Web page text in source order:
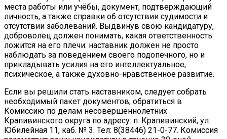
места работы или учёбы, документ, подтверждающий
личность, а также справки об отсутствии судимости и
отсутствии заболеваний. Выдвинув свою кандидатуру,
доброволец должен понимать, какая ответственность
ложится на его плечи: наставник должен не просто
наблюдать за поведением своего подопечного, но и
прикладывать усилия на его интеллектуальное,
психическое, а также духовно-нравственное развитие.
Если вы решили стать наставником, следует собрать
необходимый пакет документов, обратиться в
Комиссию по делам несовершеннолетних
Крапивинского округа по адресу: п. Крапивинский, ул.
Юбилейная 11, каб. № 3. Тел: 8(38446) 21-0-77. Комиссия